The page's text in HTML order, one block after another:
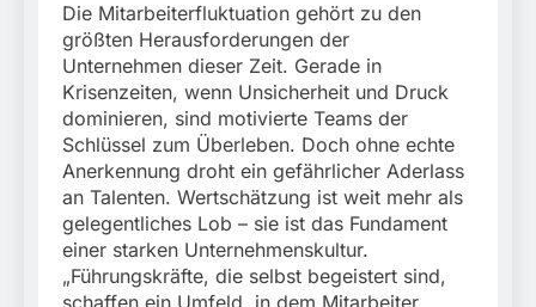
Die Mitarbeiterfluktuation gehört zu den
größten Herausforderungen der
Unternehmen dieser Zeit. Gerade in
Krisenzeiten, wenn Unsicherheit und Druck
dominieren, sind motivierte Teams der
Schlüssel zum Überleben. Doch ohne echte
Anerkennung droht ein gefährlicher Aderlass
an Talenten. Wertschätzung ist weit mehr als
gelegentliches Lob – sie ist das Fundament
einer starken Unternehmenskultur.
„Führungskräfte, die selbst begeistert sind,